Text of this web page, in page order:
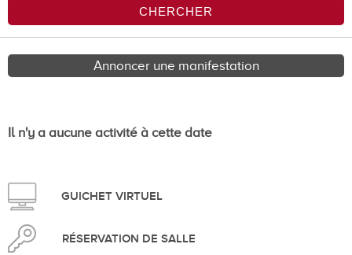
Annoncer une manifestation
Il n'y a aucune activité à cette date
GUICHET VIRTUEL
RÉSERVATION DE SALLE